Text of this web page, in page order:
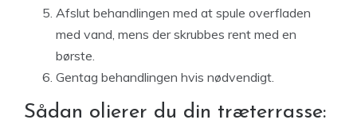
Afslut behandlingen med at spule overfladen
med vand, mens der skrubbes rent med en
børste.
Gentag behandlingen hvis nødvendigt.
Sådan olierer du din træterrasse: